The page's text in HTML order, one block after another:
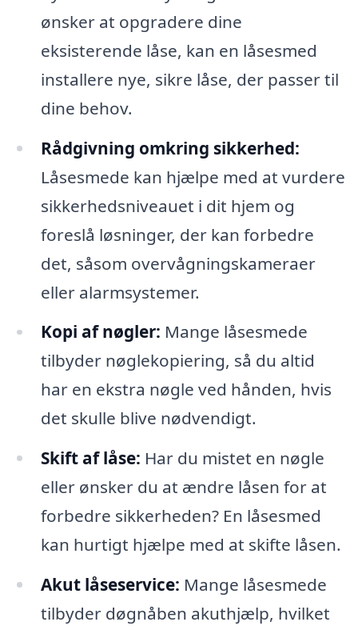
ønsker at opgradere dine
eksisterende låse, kan en låsesmed
installere nye, sikre låse, der passer til
dine behov.
Rådgivning omkring sikkerhed:
Låsesmede kan hjælpe med at vurdere
sikkerhedsniveauet i dit hjem og
foreslå løsninger, der kan forbedre
det, såsom overvågningskameraer
eller alarmsystemer.
Kopi af nøgler: Mange låsesmede
tilbyder nøglekopiering, så du altid
har en ekstra nøgle ved hånden, hvis
det skulle blive nødvendigt.
Skift af låse: Har du mistet en nøgle
eller ønsker du at ændre låsen for at
forbedre sikkerheden? En låsesmed
kan hurtigt hjælpe med at skifte låsen.
Akut låseservice: Mange låsesmede
tilbyder døgnåben akuthjælp, hvilket